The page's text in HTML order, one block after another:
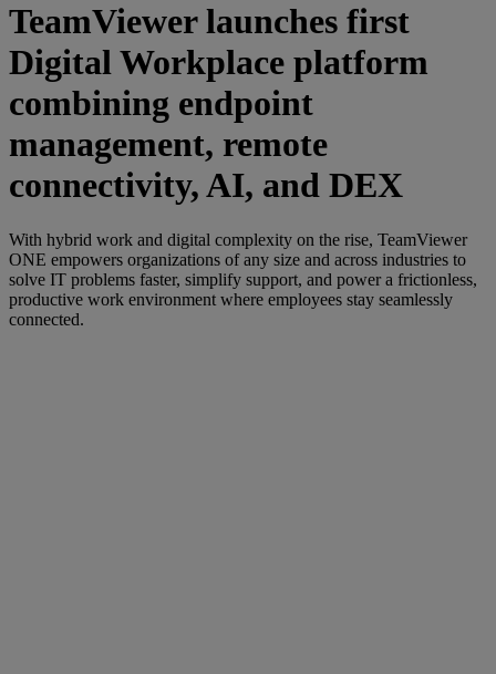
TeamViewer launches first
Digital Workplace platform
combining endpoint
management, remote
connectivity, AI, and DEX
With hybrid work and digital complexity on the rise, TeamViewer
ONE empowers organizations of any size and across industries to
solve IT problems faster, simplify support, and power a frictionless,
productive work environment where employees stay seamlessly
connected.